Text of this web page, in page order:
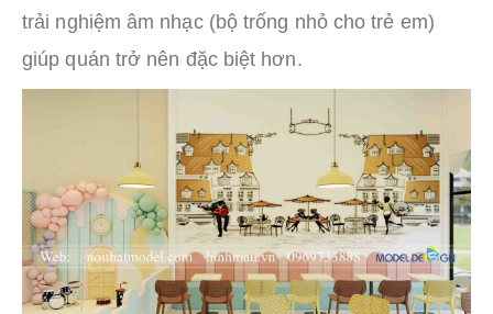
trải nghiệm âm nhạc (bộ trống nhỏ cho trẻ em)
giúp quán trở nên đặc biệt hơn.